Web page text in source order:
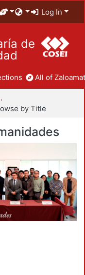
Log In
de
All of
by Title